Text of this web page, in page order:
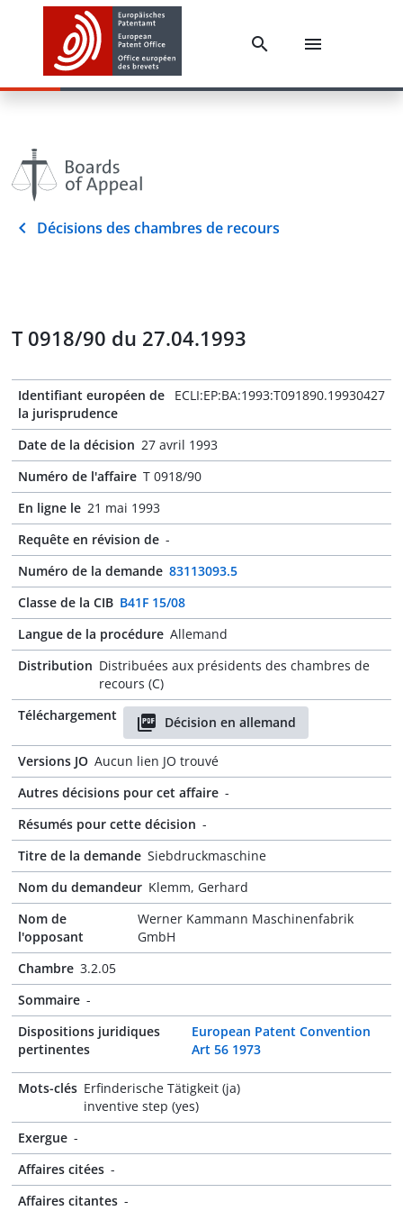
Décisions des chambres de recours
T 0918/90 du 27.04.1993
Identifiant européen de
la jurisprudence
ECLI:EP:BA:1993:T091890.19930427
Date de la décision 27 avril 1993
Numéro de l'affaire T 0918/90
En ligne le 21 mai 1993
Requête en révision de -
Numéro de la demande 83113093.5
Classe de la CIB B41F 15/08
Langue de la procédure Allemand
Distribution Distribuées aux présidents des chambres de
recours (C)
Téléchargement
Décision en allemand
Versions JO Aucun lien JO trouvé
Autres décisions pour cet affaire -
Résumés pour cette décision -
Titre de la demande Siebdruckmaschine
Nom du demandeur Klemm, Gerhard
Nom de
l'opposant
Werner Kammann Maschinenfabrik
GmbH
Chambre 3.2.05
Sommaire -
Dispositions juridiques
pertinentes
European Patent Convention
Art 56 1973
Mots-clés Erfinderische Tätigkeit (ja)
inventive step (yes)
Exergue -
Affaires citées -
Affaires citantes -